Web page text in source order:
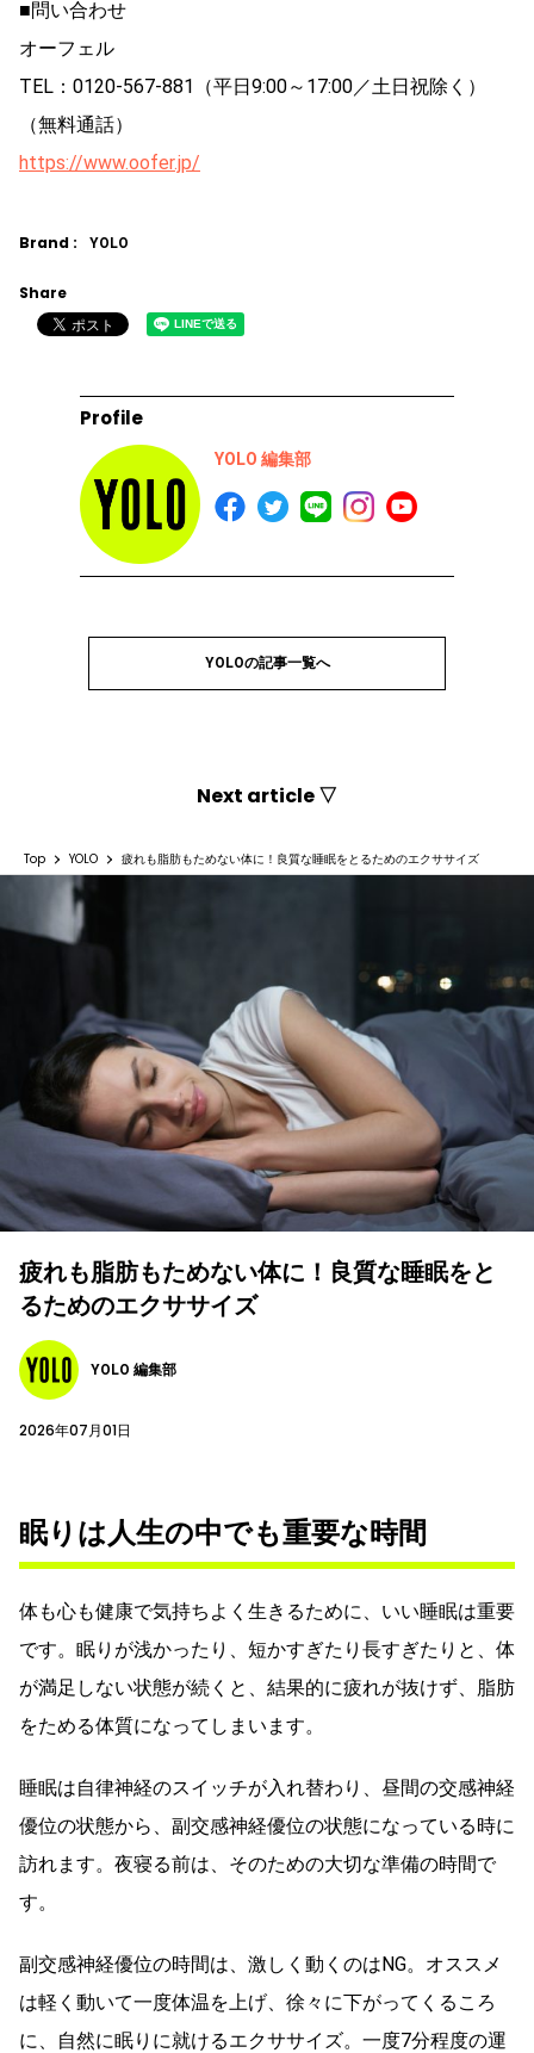
■問い合わせ
オーフェル
TEL：0120-567-881（平日9:00～17:00／土日祝除く）
（無料通話）
https://www.oofer.jp/
Brand : YOLO
Share
Profile
YOLO 編集部
YOLOの記事一覧へ
Next article ▽
Top YOLO 疲れも脂肪もためない体に！良質な睡眠をとるためのエクササイズ
疲れも脂肪もためない体に！良質な睡眠をと
るためのエクササイズ
YOLO 編集部
2026年07月01日
眠りは人生の中でも重要な時間
体も心も健康で気持ちよく生きるために、いい睡眠は重要
です。眠りが浅かったり、短かすぎたり長すぎたりと、体
が満足しない状態が続くと、結果的に疲れが抜けず、脂肪
をためる体質になってしまいます。
睡眠は自律神経のスイッチが入れ替わり、昼間の交感神経
優位の状態から、副交感神経優位の状態になっている時に
訪れます。夜寝る前は、そのための大切な準備の時間で
す。
副交感神経優位の時間は、激しく動くのはNG。オススメ
は軽く動いて一度体温を上げ、徐々に下がってくるころ
に、自然に眠りに就けるエクササイズ。一度7分程度の運